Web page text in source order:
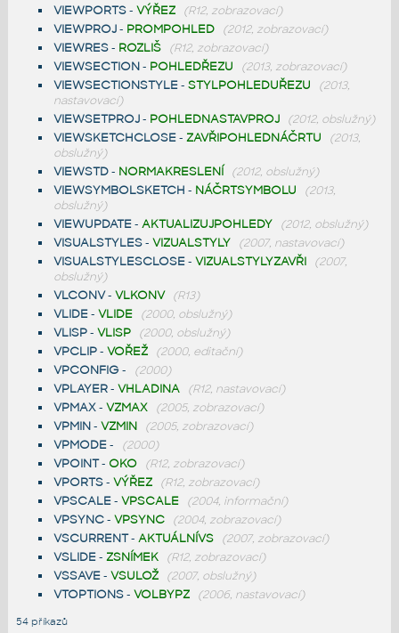
VIEWPORTS- VÝŘEZ (R12, zobrazovací)
VIEWPROJ- PROMPOHLED (2012, zobrazovací)
VIEWRES- ROZLIŠ (R12, zobrazovací)
VIEWSECTION- POHLEDŘEZU (2013, zobrazovací)
VIEWSECTIONSTYLE- STYLPOHLEDUŘEZU
(2013,
nastavovací)
VIEWSETPROJ- POHLEDNASTAVPROJ (2012, obslužný)
VIEWSKETCHCLOSE- ZAVŘIPOHLEDNÁČRTU
(2013,
obslužný)
VIEWSTD- NORMAKRESLENÍ (2012, obslužný)
VIEWSYMBOLSKETCH - NÁČRTSYMBOLU
(2013,
obslužný)
VIEWUPDATE- AKTUALIZUJPOHLEDY (2012, obslužný)
VISUALSTYLES- VIZUALSTYLY (2007, nastavovací)
VISUALSTYLESCLOSE- VIZUALSTYLYZAVŘI
(2007,
obslužný)
VLCONV- VLKONV (R13)
VLIDE- VLIDE (2000, obslužný)
VLISP- VLISP (2000, obslužný)
VPCLIP- VOŘEŽ (2000, editační)
VPCONFIG- (2000)
VPLAYER- VHLADINA (R12, nastavovací)
VPMAX- VZMAX (2005, zobrazovací)
VPMIN- VZMIN (2005, zobrazovací)
VPMODE- (2000)
VPOINT- OKO (R12, zobrazovací)
VPORTS- VÝŘEZ (R12, zobrazovací)
VPSCALE- VPSCALE (2004, informační)
VPSYNC- VPSYNC (2004, zobrazovací)
VSCURRENT- AKTUÁLNÍVS (2007, zobrazovací)
VSLIDE- ZSNÍMEK (R12, zobrazovací)
VSSAVE- VSULOŽ (2007, obslužný)
VTOPTIONS- VOLBYPZ (2006, nastavovací)
54 příkazů